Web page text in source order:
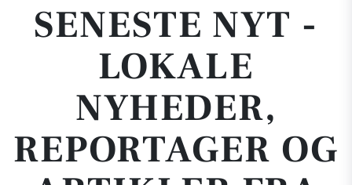
SENESTE NYT -
LOKALE
NYHEDER,
REPORTAGER OG